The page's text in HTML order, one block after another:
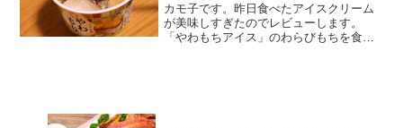
カモ子です。昨日食べたアイスクリーム
が美味しすぎたのでレビューします。
「やわもちアイス」のわらびもちを食べ